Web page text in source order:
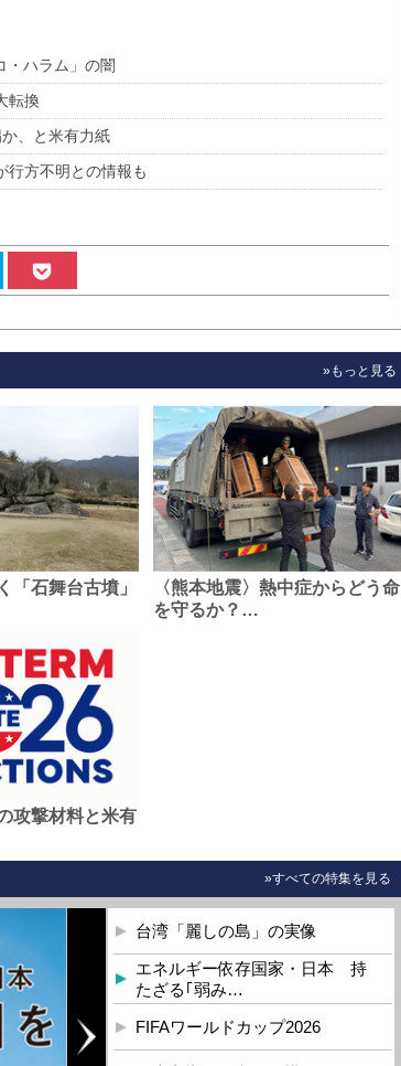
・ハラム」の闇
転換
、と米有力紙
行方不明との情報も
»もっと見る
「石舞台古墳」
〈熊本地震〉熱中症からどう命
を守るか？…
攻撃材料と米有
»すべての特集を見る
台湾「麗しの島」の実像
エネルギー依存国家・日本 持
たざる｢弱み…
FIFAワールドカップ2026